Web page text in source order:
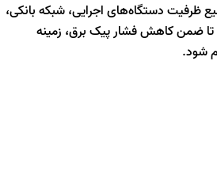
ظرفیت دستگاه‌های اجرایی، شبکه بانکی،
ضمن کاهش فشار پیک برق، زمینه
شود.